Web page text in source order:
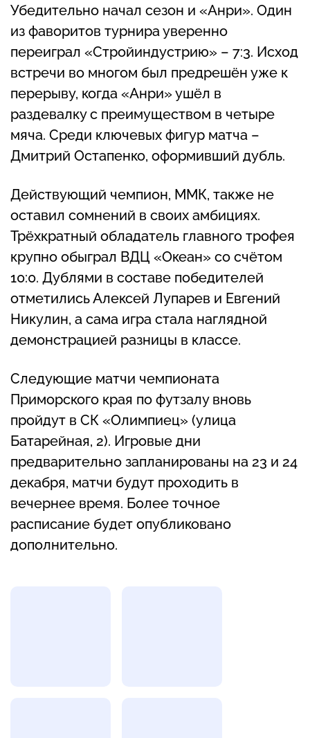
Убедительно начал сезон и «Анри». Один
из фаворитов турнира уверенно
переиграл «Стройиндустрию» – 7:3. Исход
встречи во многом был предрешён уже к
перерыву, когда «Анри» ушёл в
раздевалку с преимуществом в четыре
мяча. Среди ключевых фигур матча –
Дмитрий Остапенко, оформивший дубль.
Действующий чемпион, ММК, также не
оставил сомнений в своих амбициях.
Трёхкратный обладатель главного трофея
крупно обыграл ВДЦ «Океан» со счётом
10:0. Дублями в составе победителей
отметились Алексей Лупарев и Евгений
Никулин, а сама игра стала наглядной
демонстрацией разницы в классе.
Следующие матчи чемпионата
Приморского края по футзалу вновь
пройдут в СК «Олимпиец» (улица
Батарейная, 2). Игровые дни
предварительно запланированы на 23 и 24
декабря, матчи будут проходить в
вечернее время. Более точное
расписание будет опубликовано
дополнительно.